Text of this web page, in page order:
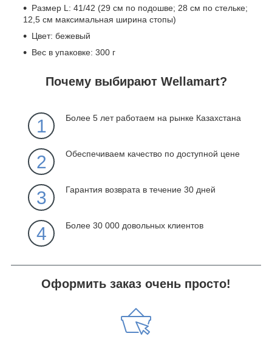
Размер L: 41/42 (29 см по подошве; 28 см по стельке;
12,5 см максимальная ширина стопы)
Цвет: бежевый
Вес в упаковке: 300 г
Почему выбирают Wellamart?
1 Более 5 лет работаем на рынке Казахстана
2 Обеспечиваем качество по доступной цене
3 Гарантия возврата в течение 30 дней
4 Более 30 000 довольных клиентов
Оформить заказ очень просто!